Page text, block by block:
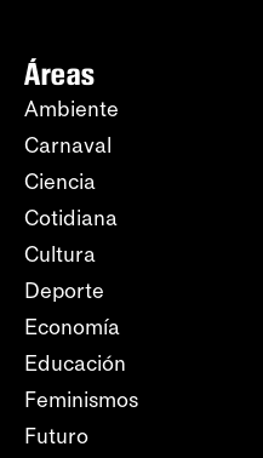
Áreas
Ambiente
Carnaval
Ciencia
Cotidiana
Cultura
Deporte
Economía
Educación
Feminismos
Futuro